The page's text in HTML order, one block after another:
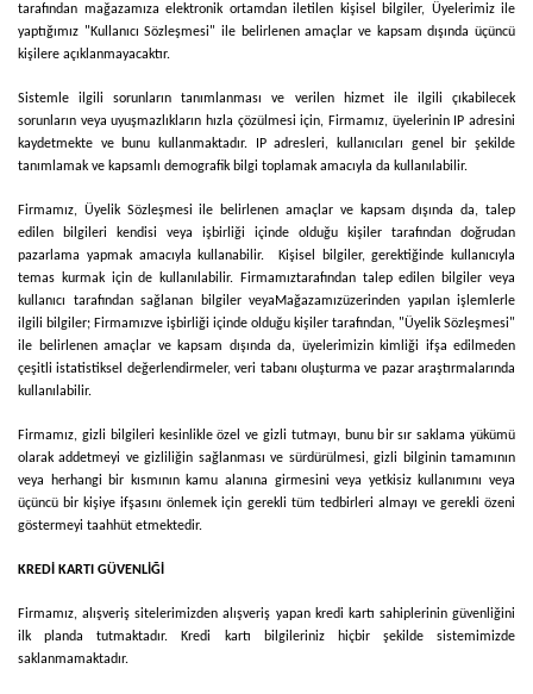
tarafından mağazamıza elektronik ortamdan iletilen kişisel bilgiler, Üyelerimiz ile
yaptığımız "Kullanıcı Sözleşmesi" ile belirlenen amaçlar ve kapsam dışında üçüncü
kişilere açıklanmayacaktır.
Sistemle ilgili sorunların tanımlanması ve verilen hizmet ile ilgili çıkabilecek
sorunların veya uyuşmazlıkların hızla çözülmesi için, Firmamız, üyelerinin IP adresini
kaydetmekte ve bunu kullanmaktadır. IP adresleri, kullanıcıları genel bir şekilde
tanımlamak ve kapsamlı demografik bilgi toplamak amacıyla da kullanılabilir.
Firmamız, Üyelik Sözleşmesi ile belirlenen amaçlar ve kapsam dışında da, talep
edilen bilgileri kendisi veya işbirliği içinde olduğu kişiler tarafından doğrudan
pazarlama yapmak amacıyla kullanabilir. Kişisel bilgiler, gerektiğinde kullanıcıyla
temas kurmak için de kullanılabilir. Firmamıztarafından talep edilen bilgiler veya
kullanıcı tarafından sağlanan bilgiler veya Mağazamızüzerinden yapılan işlemlerle
ilgili bilgiler; Firmamızve işbirliği içinde olduğu kişiler tarafından, "Üyelik Sözleşmesi"
ile belirlenen amaçlar ve kapsam dışında da, üyelerimizin kimliği ifşa edilmeden
çeşitli istatistiksel değerlendirmeler, veri tabanı oluşturma ve pazar araştırmalarında
kullanılabilir.
Firmamız, gizli bilgileri kesinlikle özel ve gizli tutmayı, bunu bir sır saklama yükümü
olarak addetmeyi ve gizliliğin sağlanması ve sürdürülmesi, gizli bilginin tamamının
veya herhangi bir kısmının kamu alanına girmesini veya yetkisiz kullanımını veya
üçüncü bir kişiye ifşasını önlemek için gerekli tüm tedbirleri almayı ve gerekli özeni
göstermeyi taahhüt etmektedir.
KREDİ KARTI GÜVENLİĞİ
Firmamız, alışveriş sitelerimizden alışveriş yapan kredi kartı sahiplerinin güvenliğini
ilk planda tutmaktadır. Kredi kartı bilgileriniz hiçbir şekilde sistemimizde
saklanmamaktadır.